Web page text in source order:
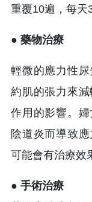
重覆10遍，每天3
● 藥物治療
輕微的應力性
約肌的張力來
作用的影響。
陰道炎而導致
可能會有治療效
● 手術治療